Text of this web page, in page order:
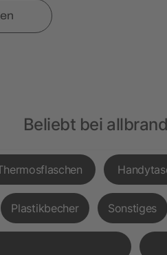
Beliebt bei
Plastikbecher Sonstiges